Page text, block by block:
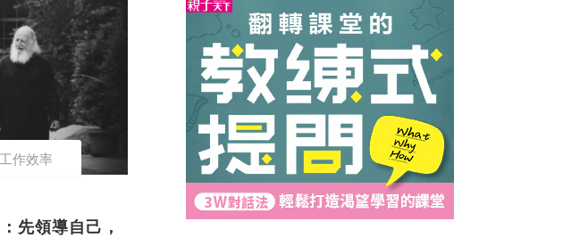
作效率
先領導自己，